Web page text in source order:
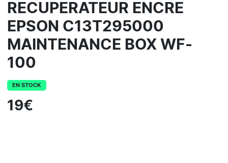
RECUPERATEUR ENCRE
EPSON C13T295000
MAINTENANCE BOX WF-
100
EN STOCK
19€